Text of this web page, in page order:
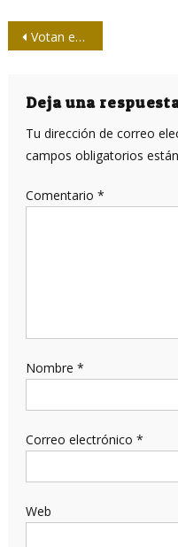
Navegación
entradas
Votan en Santiago de Cuba para el nuevo Comité Nacional de la Upec
Deja una
Tu dirección de correo
campos obligatorios
Comentario *
Nombre *
Correo electrónico *
Web